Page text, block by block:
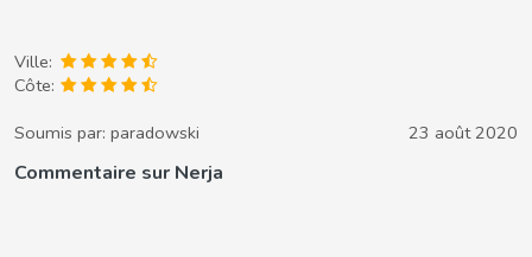
Ville:
Côte:
Soumis par: paradowski 23 août 2020
Commentaire sur Nerja